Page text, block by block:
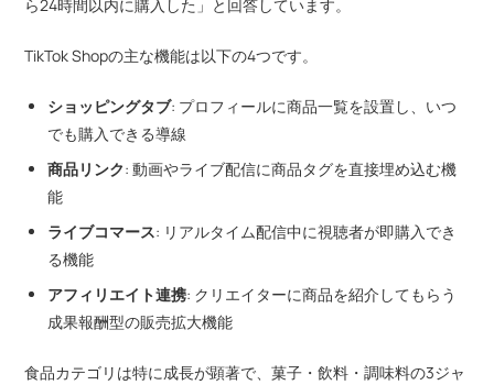
ら24時間以内に購入した」と回答しています。
TikTok Shopの主な機能は以下の4つです。
ショッピングタブ: プロフィールに商品一覧を設置し、いつ
でも購入できる導線
商品リンク: 動画やライブ配信に商品タグを直接埋め込む機
能
ライブコマース: リアルタイム配信中に視聴者が即購入でき
る機能
アフィリエイト連携: クリエイターに商品を紹介してもらう
成果報酬型の販売拡大機能
食品カテゴリは特に成長が顕著で、菓子・飲料・調味料の3ジャ